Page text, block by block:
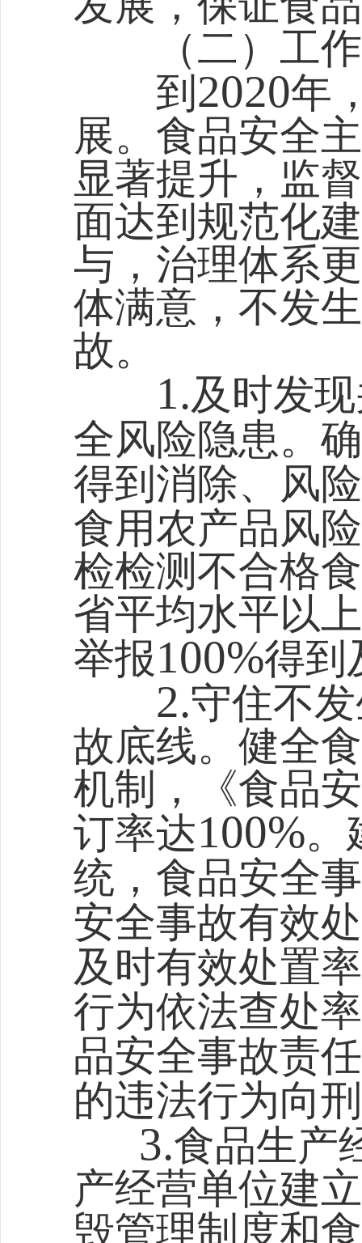
（二）工
到 2020年
展。食品安全
显著提升，监
面达到规范化
与，治理体系
体满意，不发
故。
1.及时发
全风险隐患。
得到消除、风
食用农产品风
检检测不合格
省平均水平以
举报100%得到
2.守住不
故底线。健全
机制，《食品
订率达100%。
统，食品安全
安全事故有效
及时有效处置
行为依法查处
品安全事故责
的违法行为向
3.食品生产
产经营单位建
毁管理制度和